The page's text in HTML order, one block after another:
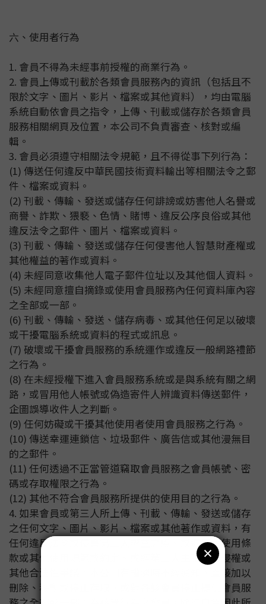
六、使用者行為
1. 會員不得為未經事前授權的商業行為。
2. 會員上傳或刊載於各類會員服務內的資訊（包括且不
限於文字、圖片、影片、檔案或其他資料），均由電腦
系統自動依會員之指令，上傳、刊載或儲存於各類會員
服務相關網頁及位置，本公司不負責審查、核對或編
輯。
3. 會員必須遵守相關法令規範，且不得從事下列行為：
(1) 傳送任何違反中華民國技術資料輸出等相關法令之郵
件、檔案或資料。
(2) 刊載、傳輸、發送或儲存任何誹謗或妨害他人名譽或
商譽、詐欺、猥褻、色情、賭博、違反公序良俗或其他
違反法令之郵件、圖片、檔案或資料。
(3) 刊載、傳輸、發送或儲存任何侵害他人智慧財產權或
其他權益的著作或資料。
(4) 未經同意收集他人電子郵件位址以及其他個人資料。
(5) 未經同意擅自摘錄或使用會員服務內任何資料庫內容
之全部或一部。
(6) 刊載、傳輸、發送、儲存病毒、或其他任何足以破壞
或干擾電腦系統或資料的程式或訊息。
(7) 破壞或干擾會員服務的系統運作或違反一般網路禮節
之行為。
(8) 在未經授權下進入會員服務系統或是與系統有關之網
路，或冒用他人帳號或偽造寄件人辨識資料傳送郵件，
企圖誤導收件人之判斷。
(9) 任何妨礙或干擾其他使用者使用會員服務之行為。
(10) 傳送幸運連鎖信、垃圾郵件、廣告信或其他漫無目
的之郵件。
(11) 任何透過不正當管道竊取會員服務之會員帳號、密
碼或存取權限之行為。
(12) 其他不符合會員服務所提供的使用目的之行為。
4. 如果會員或第三人所上傳、刊載、傳輸、發送或儲存
之任何文字、圖片、影片、檔案或其他著作或資料，有
任何違反法令或侵害第三人權益之虞、或違反本使用條
款或其他使用規範或約定、或經第三人主張涉及侵權或
其他合法性爭議，本公司有權隨時不經通知，直接加以
刪除、移動或停止存取，或對各該會員停止提供會員服